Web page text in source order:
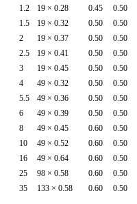
1.2
19 × 0.28 0.45 0.50
1.5
19 × 0.32 0.50 0.50
2
19 × 0.37 0.50 0.50
2.5
19 × 0.41 0.50 0.50
3
19 × 0.45 0.50 0.50
4
49 × 0.32 0.50 0.50
5.5
49 × 0.36 0.50 0.50
6
49 × 0.39 0.50 0.50
8
49 × 0.45 0.60 0.50
10
49 × 0.52 0.60 0.50
16
49 × 0.64 0.60 0.50
25
98 × 0.58 0.60 0.50
35
133 × 0.58 0.60 0.50